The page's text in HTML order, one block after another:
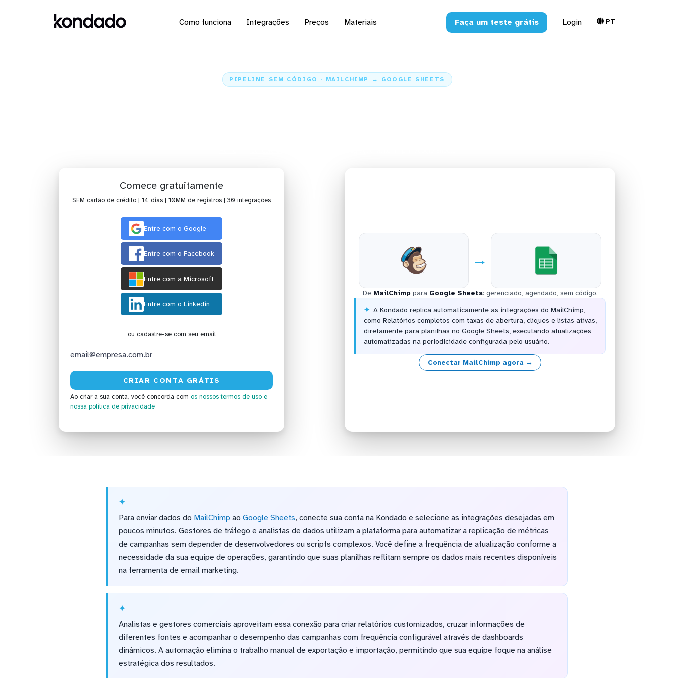
Como funciona Integrações Preços Materiais Faça um teste grátis Login PT
PIPELINE SEM CÓDIGO · MAILCHIMP → GOOGLE SHEETS
Comece gratuitamente
SEM cartão de crédito | 14 dias | 10MM de registros | 30 integrações
Entre com o Google
Entre com o Facebook
Entre com a Microsoft
Entre com o Linkedin
ou cadastre-se com seu email
Ao criar a sua conta, você concorda com os nossos termos de uso e
nossa política de privacidade
→
De MailChimp para Google Sheets: gerenciado, agendado, sem código.
A Kondado replica automaticamente as integrações do MailChimp,
como Relatórios completos com taxas de abertura, cliques e listas ativas,
diretamente para planilhas no Google Sheets, executando atualizações
automatizadas na periodicidade configurada pelo usuário.
Conectar MailChimp agora →
Para enviar dados do MailChimp ao Google Sheets, conecte sua conta na Kondado e selecione as integrações desejadas em
poucos minutos. Gestores de tráfego e analistas de dados utilizam a plataforma para automatizar a replicação de métricas
de campanhas sem depender de desenvolvedores ou scripts complexos. Você define a frequência de atualização conforme a
necessidade da sua equipe de operações, garantindo que suas planilhas reflitam sempre os dados mais recentes disponíveis
na ferramenta de email marketing.
Analistas e gestores comerciais aproveitam essa conexão para criar relatórios customizados, cruzar informações de
diferentes fontes e acompanhar o desempenho das campanhas com frequência configurável através de dashboards
dinâmicos. A automação elimina o trabalho manual de exportação e importação, permitindo que sua equipe foque na análise
estratégica dos resultados.